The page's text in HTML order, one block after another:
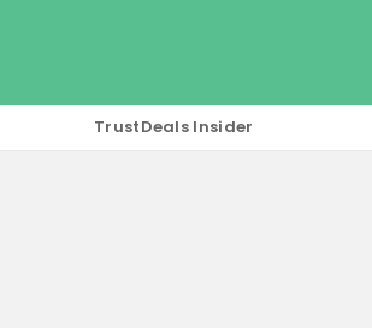
TrustDeals Insider